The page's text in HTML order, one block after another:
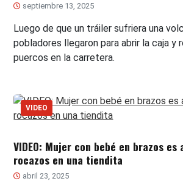
septiembre 13, 2025
Luego de que un tráiler sufriera una
pobladores llegaron para abrir la caja y
puercos en la carretera.
VIDEO
VIDEO: Mujer con bebé en brazos es
rocazos en una tiendita
abril 23, 2025